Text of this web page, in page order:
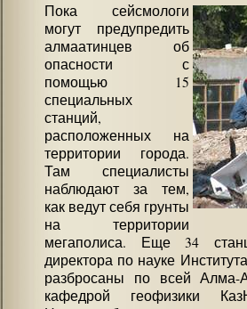
Пока сейсмологи
могут предупредить
алмаатинцев об
опасности с
помощью 15
специальных
станций,
расположенных на
территории города.
Там специалисты
наблюдают за тем,
как ведут себя грунты
на территории
мегаполиса. Еще 34
директора по науке
разбросаны по всей Алма-
кафедрой геофизики